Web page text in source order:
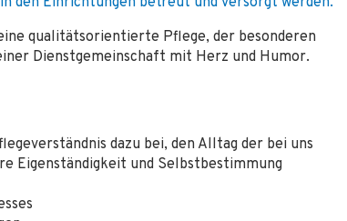
qualitätsorientierte Pflege, der besonderen
Dienstgemeinschaft mit Herz und Humor.
dazu bei, den Alltag der bei uns
Eigenständigkeit und Selbstbestimmung